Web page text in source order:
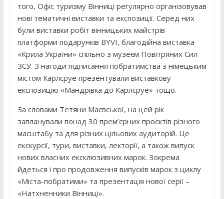
того, Офіс туризму Вінниці регулярно організовував
нові тематичні виставки та експозиції. Серед них
були виставки робіт вінницьких майстрів
платформи подарунків BYVI, благодійна виставка
«Крила України» спільно з музеєм Повітряних Сил
ЗСУ. З нагоди підписання побратимства з німецьким
містом Карлсруе презентували виставкову
експозицію «Мандрівка до Карлсруе» тощо.
За словами Тетяни Маєвської, на цей рік
запланували понад 30 прем’єрних проєктів різного
масштабу та для різних цільових аудиторій. Це
екскурсії, тури, виставки, лекторії, а також випуск
нових власних ексклюзивних марок. Зокрема
йдеться і про продовження випусків марок з циклу
«Міста-побратими» та презентація нової серії –
«Натхненники Вінниці».